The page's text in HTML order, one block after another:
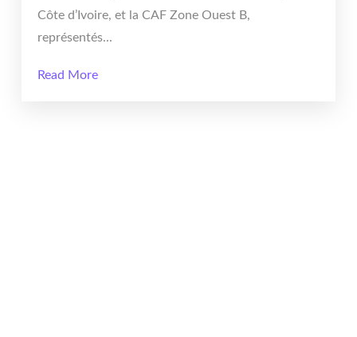
Côte d’Ivoire, et la CAF Zone Ouest B,
représentés...
Read More